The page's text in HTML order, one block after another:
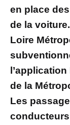
en place
de la
Loire
de la
Les